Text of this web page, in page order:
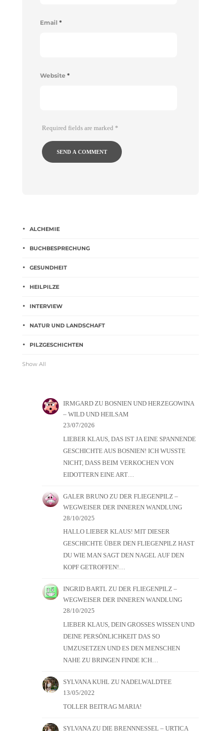
Email *
Website *
Required fields are marked *
ALCHEMIE
BUCHBESPRECHUNG
GESUNDHEIT
HEILPILZE
INTERVIEW
NATUR UND LANDSCHAFT
PILZGESCHICHTEN
Show All
IRMGARD ZUBOSNIEN UND HERZEGOWINA
– WILD UND HEILSAM
23/07/2026
LIEBER KLAUS, DAS IST JA EINE SPANNENDE
GESCHICHTE AUS BOSNIEN! ICH WUSSTE
NICHT, DASS BEIM VERKOCHEN VON
EIDOTTERN EINE ART…
GALER BRUNO ZUDER FLIEGENPILZ –
WEGWEISER DER INNEREN WANDLUNG
28/10/2025
HALLO LIEBER KLAUS! MIT DIESER
GESCHICHTE ÜBER DEN FLIEGENPILZ HAST
DU WIE MAN SAGT DEN NAGEL AUF DEN
KOPF GETROFFEN!…
INGRID BARTL ZUDER FLIEGENPILZ –
WEGWEISER DER INNEREN WANDLUNG
28/10/2025
LIEBER KLAUS, DEIN GROSSES WISSEN UND
DEINE PERSÖNLICHKEIT DAS SO
UMZUSETZEN UND ES DEN MENSCHEN
NAHE ZU BRINGEN FINDE ICH…
SYLVANA KUHL ZUNADELWALDTEE
13/05/2022
TOLLER BEITRAG MARIA!
SYLVANA ZUDIE BRENNNESSEL – URTICA